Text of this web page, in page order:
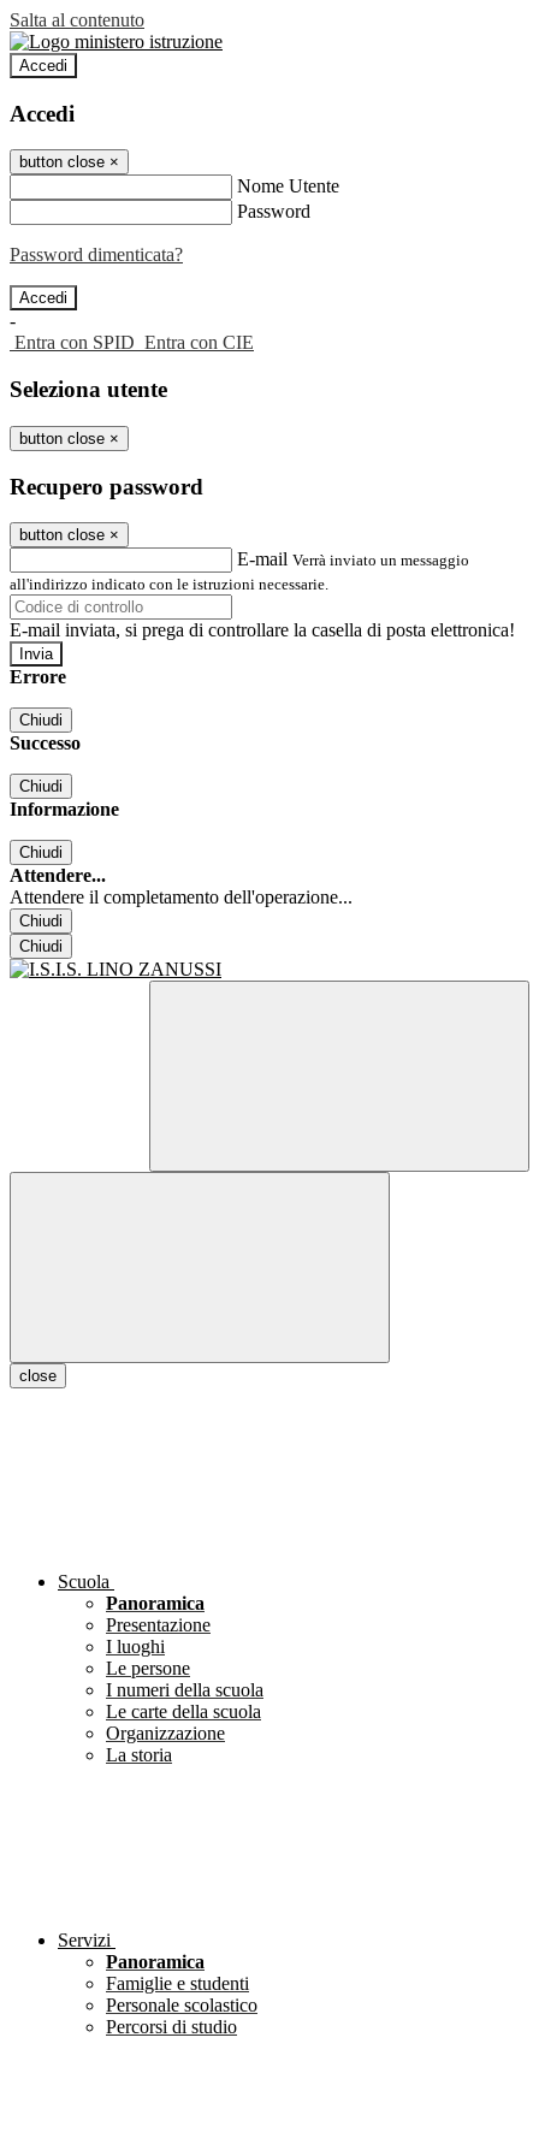
Salta al contenuto
Accedi
Accedi
button close ×
Nome Utente
Password
Password dimenticata?
-
Entra con SPID Entra con CIE
Seleziona utente
button close ×
Recupero password
button close ×
E-mail Verrà inviato un messaggio
all'indirizzo indicato con le istruzioni necessarie.
E-mail inviata, si prega di controllare la casella di posta elettronica!
Errore
Chiudi
Successo
Chiudi
Informazione
Chiudi
Attendere...
Attendere il completamento dell'operazione...
Chiudi
Chiudi
close
Scuola
Panoramica
Presentazione
I luoghi
Le persone
I numeri della scuola
Le carte della scuola
Organizzazione
La storia
Servizi
Panoramica
Famiglie e studenti
Personale scolastico
Percorsi di studio